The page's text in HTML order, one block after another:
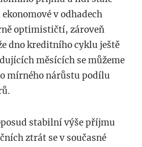
v odhadech
optimističtí, zároveň
dno kreditního cyklu ještě
měsících se můžeme
mírného nárůstu podílu
stabilní výše příjmu
ztrát se v současné